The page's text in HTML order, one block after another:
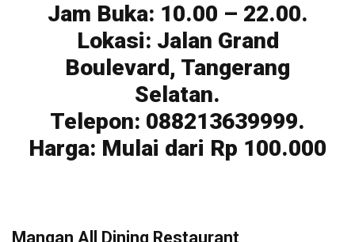
Jam Buka: 10.00 – 22.00.
Lokasi: Jalan Grand
Boulevard, Tangerang
Selatan.
Telepon: 088213639999.
Harga: Mulai dari Rp 100.000
Mangan All Dining Restaurant